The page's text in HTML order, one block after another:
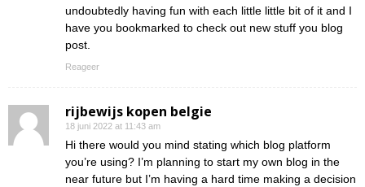
undoubtedly having fun with each little little bit of it and I
have you bookmarked to check out new stuff you blog
post.
Reageer
rijbewijs kopen belgie
18 juni 2022 at 11:43 am
Hi there would you mind stating which blog platform
you’re using? I’m planning to start my own blog in the
near future but I’m having a hard time making a decision